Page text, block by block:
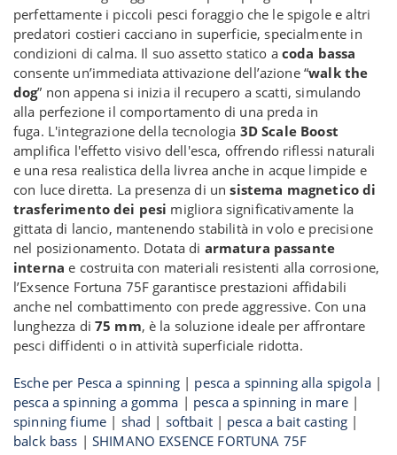
perfettamente i piccoli pesci foraggio che le spigole e altri
predatori costieri cacciano in superficie, specialmente in
condizioni di calma. Il suo assetto statico a coda bassa
consente un’immediata attivazione dell’azione “walk the
dog” non appena si inizia il recupero a scatti, simulando
alla perfezione il comportamento di una preda in
fuga. L'integrazione della tecnologia 3D Scale Boost
amplifica l'effetto visivo dell'esca, offrendo riflessi naturali
e una resa realistica della livrea anche in acque limpide e
con luce diretta. La presenza di unsistema magnetico di
trasferimento dei pesi migliora significativamente la
gittata di lancio, mantenendo stabilità in volo e precisione
nel posizionamento. Dotata di armatura passante
interna e costruita con materiali resistenti alla corrosione,
l’Exsence Fortuna 75F garantisce prestazioni affidabili
anche nel combattimento con prede aggressive. Con una
lunghezza di 75 mm, è la soluzione ideale per affrontare
pesci diffidenti o in attività superficiale ridotta.
Esche per Pesca a spinning| pesca a spinning alla spigola|
pesca a spinning a gomma | pesca a spinning in mare|
spinning fiume | shad | softbait| pesca a bait casting |
balck bass | SHIMANO EXSENCE FORTUNA 75F